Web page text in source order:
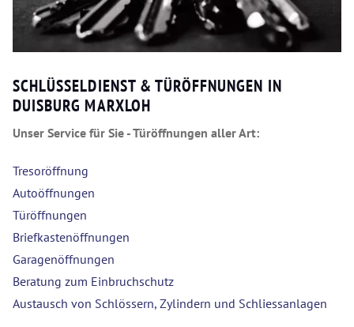
SCHLÜSSELDIENST & TÜRÖFFNUNGEN IN
DUISBURG MARXLOH
Unser Service für Sie - Türöffnungen aller Art:
Tresoröffnung
Autoöffnungen
Türöffnungen
Briefkastenöffnungen
Garagenöffnungen
Beratung zum Einbruchschutz
Austausch von Schlössern, Zylindern und Schliessanlagen